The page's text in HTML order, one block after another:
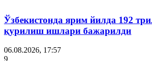
Ўзбекистонда ярим йилда 192
қурилиш ишлари бажарилди
06.08.2026, 17:57
9